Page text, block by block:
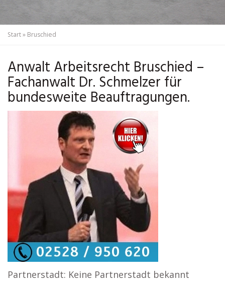
Start» Bruschied
Anwalt Arbeitsrecht Bruschied –
Fachanwalt Dr. Schmelzer für
bundesweite Beauftragungen.
Partnerstadt: Keine Partnerstadt bekannt